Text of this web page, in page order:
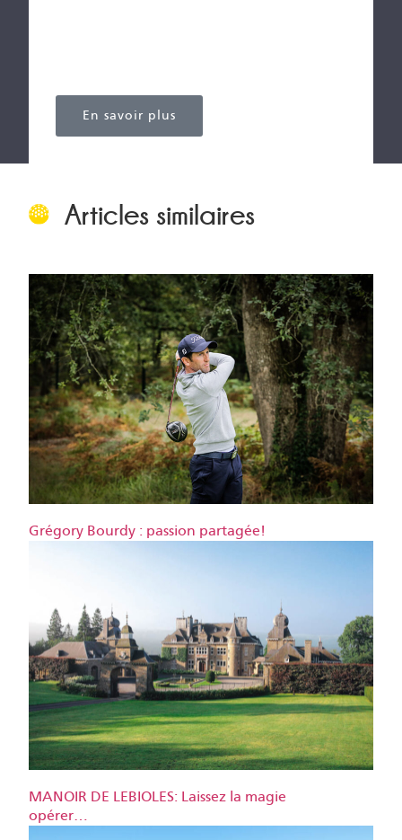
En savoir plus
Articles similaires
Grégory Bourdy : passion partagée!
MANOIR DE LEBIOLES: Laissez la magie
opérer…